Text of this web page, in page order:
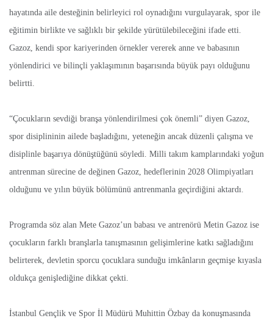
hayatında aile desteğinin belirleyici rol oynadığını vurgulayarak, spor ile
eğitimin birlikte ve sağlıklı bir şekilde yürütülebileceğini ifade etti.
Gazoz, kendi spor kariyerinden örnekler vererek anne ve babasının
yönlendirici ve bilinçli yaklaşımının başarısında büyük payı olduğunu
belirtti.
“Çocukların sevdiği branşa yönlendirilmesi çok önemli” diyen Gazoz,
spor disiplininin ailede başladığını, yeteneğin ancak düzenli çalışma ve
disiplinle başarıya dönüştüğünü söyledi. Milli takım kamplarındaki yoğun
antrenman sürecine de değinen Gazoz, hedeflerinin 2028 Olimpiyatları
olduğunu ve yılın büyük bölümünü antrenmanla geçirdiğini aktardı.
Programda söz alan Mete Gazoz’un babası ve antrenörü Metin Gazoz ise
çocukların farklı branşlarla tanışmasının gelişimlerine katkı sağladığını
belirterek, devletin sporcu çocuklara sunduğu imkânların geçmişe kıyasla
oldukça genişlediğine dikkat çekti.
İstanbul Gençlik ve Spor İl Müdürü Muhittin Özbay da konuşmasında